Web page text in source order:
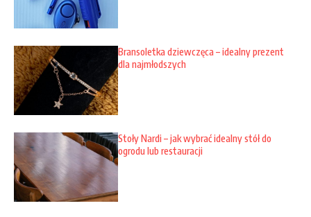
Bransoletka dziewczęca – idealny prezent
dla najmłodszych
Stoły Nardi – jak wybrać idealny stół do
ogrodu lub restauracji